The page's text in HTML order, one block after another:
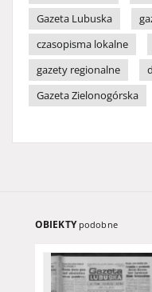
Gazeta Lubuska
czasopisma lokalne
gazety regionalne
Gazeta Zielonogórska
OBIEKTY podobne